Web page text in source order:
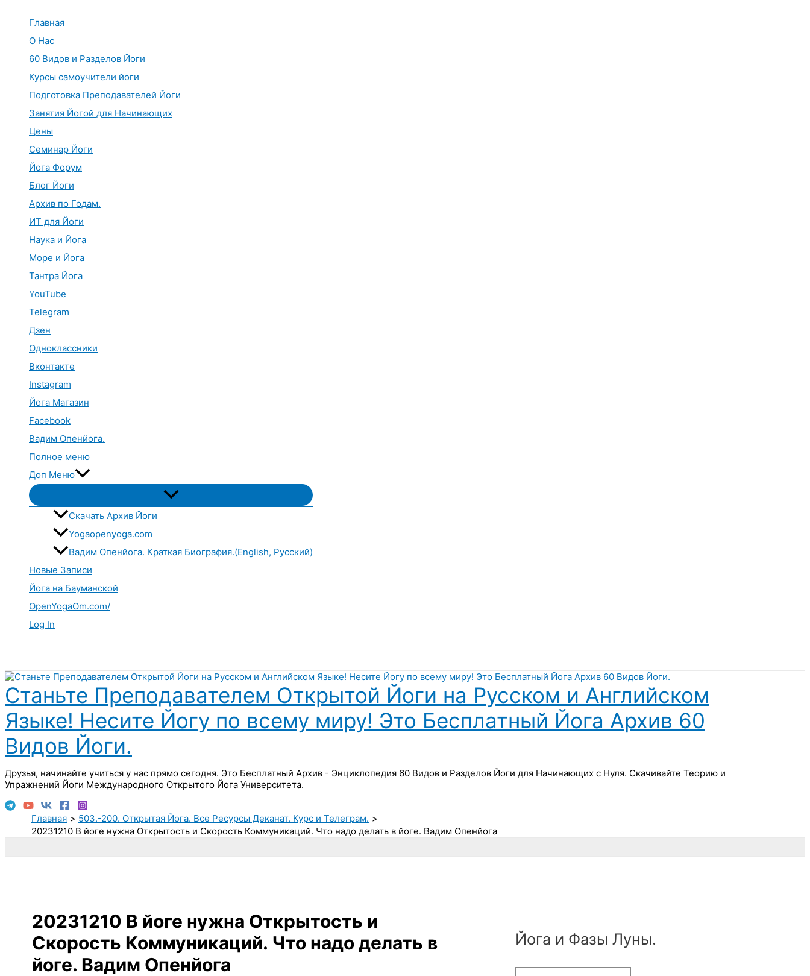
Главная
О Нас
60 Видов и Разделов Йоги
Курсы самоучители йоги
Подготовка Преподавателей Йоги
Занятия Йогой для Начинающих
Цены
Семинар Йоги
Йога Форум
Блог Йоги
Архив по Годам.
ИТ для Йоги
Наука и Йога
Море и Йога
Тантра Йога
YouTube
Telegram
Дзен
Одноклассники
Вконтакте
Instagram
Йога Магазин
Facebook
Вадим Опенйога.
Полное меню
Доп Меню
Переключатель
меню
Скачать Архив Йоги
Yogaopenyoga.com
Вадим Опенйога. Краткая Биография.(English, Русский)
Новые Записи
Йога на Бауманской
OpenYogaOm.com/
Log In
Станьте Преподавателем Открытой Йоги на Русском и Английском
Языке! Несите Йогу по всему миру! Это Бесплатный Йога Архив 60
Видов Йоги.
Друзья, начинайте учиться у нас прямо сегодня. Это Бесплатный Архив - Энциклопедия 60 Видов и Разделов Йоги для Начинающих с Нуля. Скачивайте Теорию и
Упражнений Йоги Международного Открытого Йога Университета.
Главная
503.-200. Открытая Йога. Все Ресурсы Деканат. Курс и Телеграм.
20231210 В йоге нужна Открытость и Скорость Коммуникаций. Что надо делать в йоге. Вадим Опенйога
20231210 В йоге нужна Открытость и
Скорость Коммуникаций. Что надо делать в
йоге. Вадим Опенйога
Йога и Фазы Луны.